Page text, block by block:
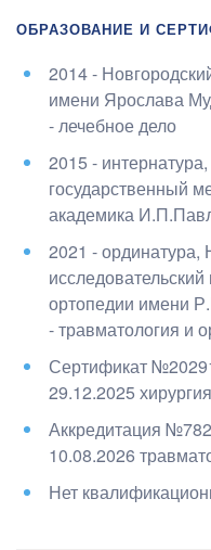
ОБРАЗОВАНИЕ И
2014 -
имени Ярослава
- лечебное дело
2015 -
государственный
академика
2021 -
ортопедии имени
- травматология и
Сертификат
29.12.2025 хирургия
Аккредитация
10.08.2026
Нет